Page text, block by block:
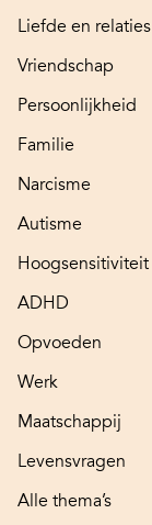
Liefde en relaties
Vriendschap
Persoonlijkheid
Familie
Narcisme
Autisme
Hoogsensitiviteit
ADHD
Opvoeden
Werk
Maatschappij
Levensvragen
Alle thema’s